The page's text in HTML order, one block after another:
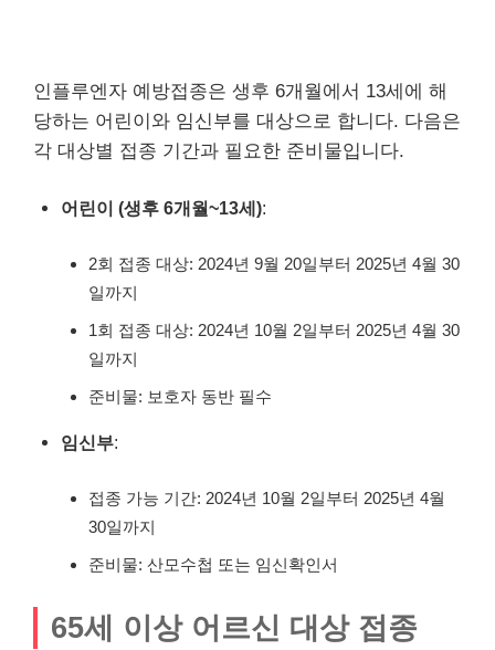
인플루엔자 예방접종은 생후 6개월에서 13세에 해
당하는 어린이와 임신부를 대상으로 합니다. 다음은
각 대상별 접종 기간과 필요한 준비물입니다.
어린이 (생후 6개월~13세):
2회 접종 대상: 2024년 9월 20일부터 2025년 4월 30
일까지
1회 접종 대상: 2024년 10월 2일부터 2025년 4월 30
일까지
준비물: 보호자 동반 필수
임신부:
접종 가능 기간: 2024년 10월 2일부터 2025년 4월
30일까지
준비물: 산모수첩 또는 임신확인서
65세 이상 어르신 대상 접종